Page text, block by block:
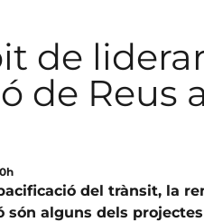
de
de Reus
del trànsit, la
alguns dels